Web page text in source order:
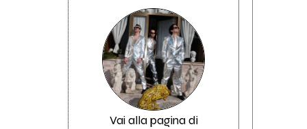
Vai alla pagina di